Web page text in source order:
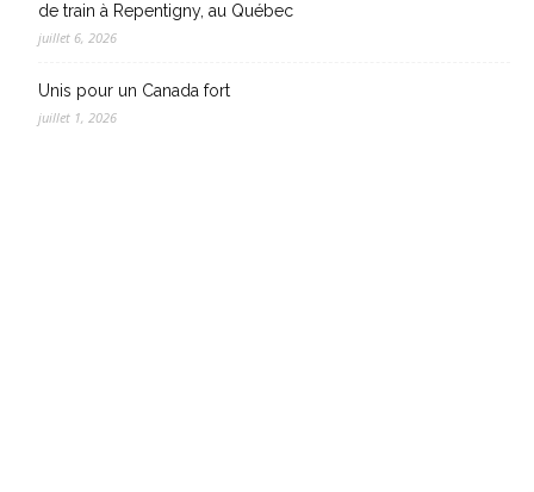
de train à Repentigny, au Québec
juillet 6, 2026
Unis pour un Canada fort
juillet 1, 2026